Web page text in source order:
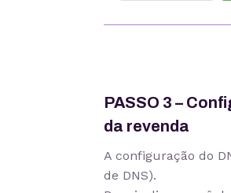
PASSO 3 –
da revenda
A configuração do
de DNS).